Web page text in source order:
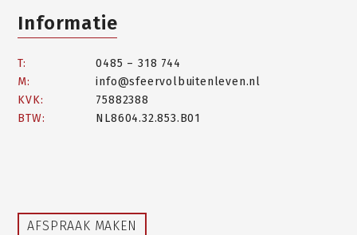
Informatie
T:
0485 – 318 744
M:
info@sfeervolbuitenleven.nl
KVK:
75882388
BTW:
NL8604.32.853.B01
AFSPRAAK MAKEN